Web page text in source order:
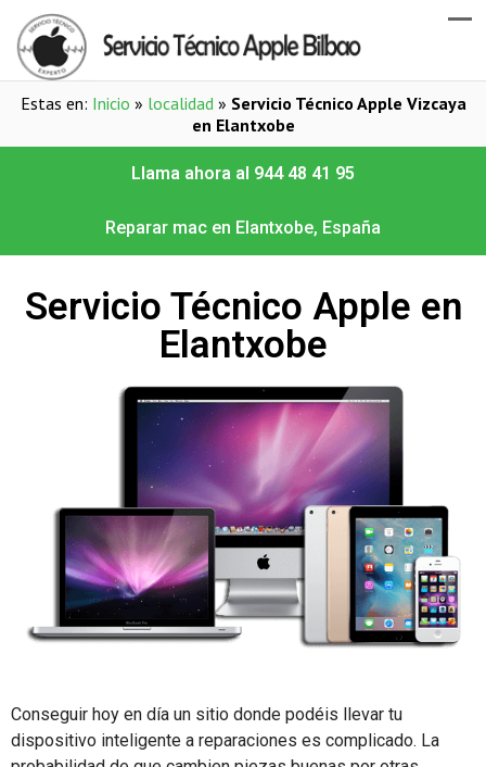
Estas en: Inicio » localidad» Servicio Técnico Apple Vizcaya
en Elantxobe
Llama ahora al 944 48 41 95
Reparar mac en Elantxobe, España
Servicio Técnico Apple en
Elantxobe
Conseguir hoy en día un sitio donde podéis llevar tu
dispositivo inteligente a reparaciones es complicado. La